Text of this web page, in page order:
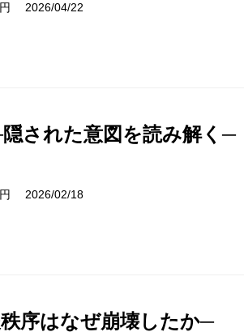
2026/04/22
された意図を読み解く─
2026/02/18
序はなぜ崩壊したか─